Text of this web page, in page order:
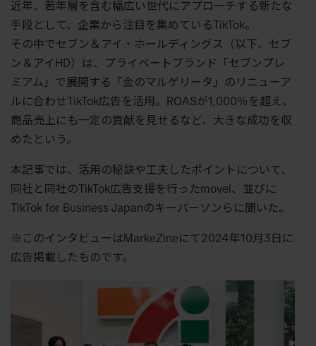
近年、若年層を含む幅広い世代にアプローチする新たな
手段として、企業から注目を集めているTikTok。
その中でセブン＆アイ・ホールディングス（以下、セブ
ン＆アイHD）は、プライベートブランド「セブンプレ
ミアム」で展開する「金のマルゲリータ」のリニューア
ルに合わせTikTok広告を活用。ROASが1,000％を超え、
商品売上にも一定の貢献を見せるなど、大きな成功を収
めたという。
本記事では、活用の秘訣や工夫したポイントについて、
同社と同社のTikTok広告支援を行ったmovel、並びに
TikTok for Business Japanのキーパーソンらに聞いた。
※このインタビューはMarkeZineにて2024年10月3日に
広告掲載したものです。